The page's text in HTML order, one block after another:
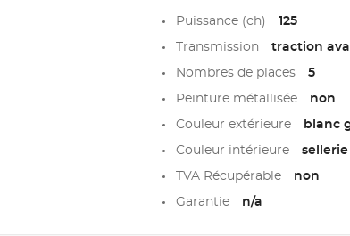
Puissance (ch) 125
Transmission traction
Nombres de places 5
Peinture métallisée non
Couleur extérieure blanc
Couleur intérieure
TVA Récupérable non
Garantie n/a